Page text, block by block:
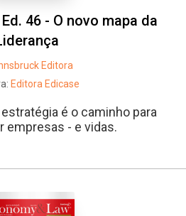
46 - O novo mapa da
Editora
Editora Edicase
é o caminho para
empresas - e vidas.